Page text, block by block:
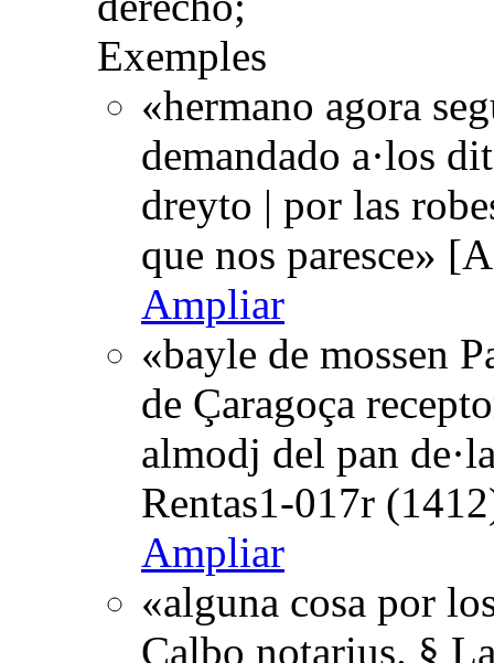
Exemples
«hermano agora
demandado a·los
dreyto | por las
que nos paresce»
Ampliar
«bayle de mossen
de Çaragoça
almodj del pan
Rentas1-017r
Ampliar
«alguna cosa por
Calbo notarius. §